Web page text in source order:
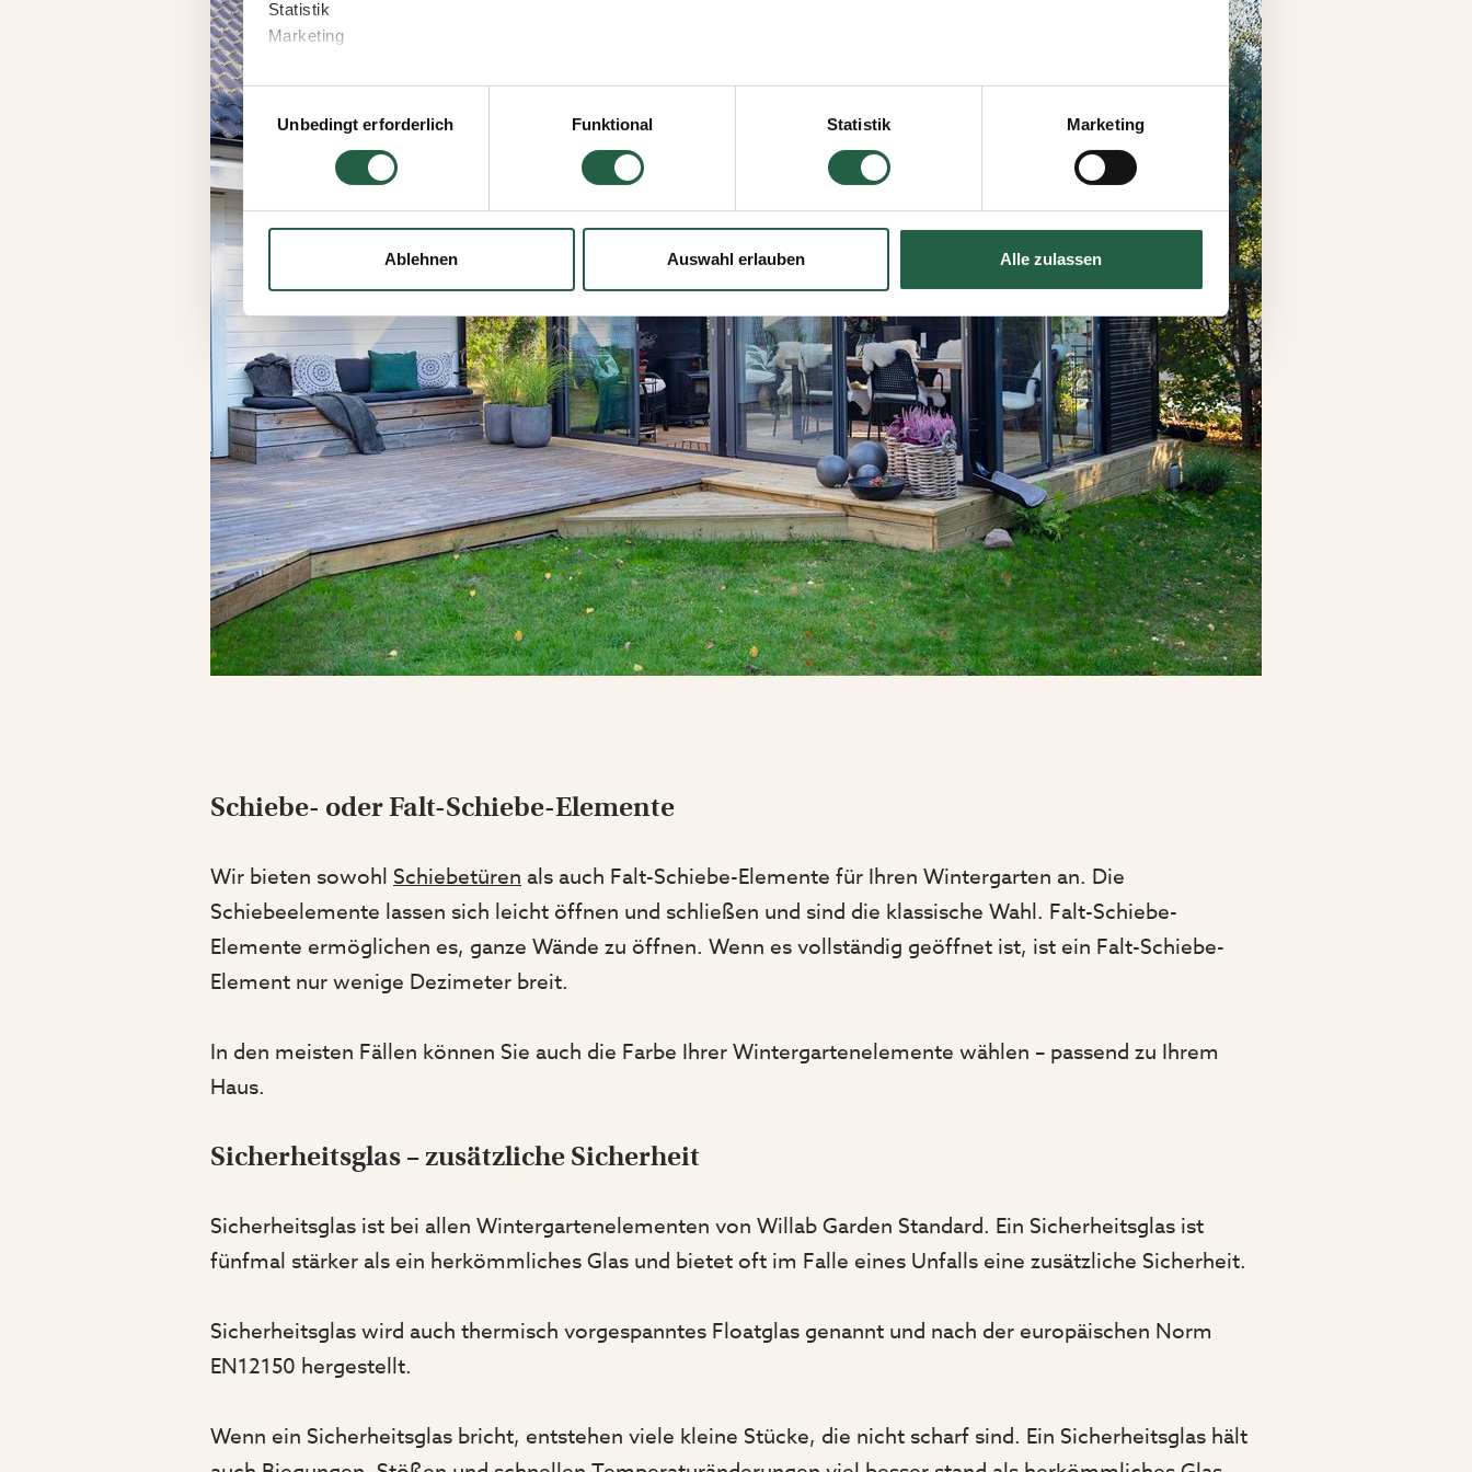
Statistik
Marketing
Wenn Sie auf „Akzeptieren“ klicken, erteilen Sie Ihre Einwilligung für alle diese Zwecke. Sie können auch entscheiden,
welchen Zwecken Sie zustimmen, indem Sie das Kästchen neben dem Zweck anklicken und auf „Einstellungen
​Datenschutzerklärung von Google
Einwilligungsauswahl
Unbedingt erforderlich
Funktional Statistik Marketing
Ablehnen Auswahl erlauben Alle zulassen
Schiebe- oder Falt-Schiebe-Elemente
Wir bieten sowohl Schiebetüren als auch Falt-Schiebe-Elemente für Ihren Wintergarten an. Die
Schiebeelemente lassen sich leicht öffnen und schließen und sind die klassische Wahl. Falt-Schiebe-
Elemente ermöglichen es, ganze Wände zu öffnen. Wenn es vollständig geöffnet ist, ist ein Falt-Schiebe-
Element nur wenige Dezimeter breit.
In den meisten Fällen können Sie auch die Farbe Ihrer Wintergartenelemente wählen – passend zu Ihrem
Haus.
Sicherheitsglas – zusätzliche Sicherheit
Sicherheitsglas ist bei allen Wintergartenelementen von Willab Garden Standard. Ein Sicherheitsglas ist
fünfmal stärker als ein herkömmliches Glas und bietet oft im Falle eines Unfalls eine zusätzliche Sicherheit.
Sicherheitsglas wird auch thermisch vorgespanntes Floatglas genannt und nach der europäischen Norm
EN12150 hergestellt.
Wenn ein Sicherheitsglas bricht, entstehen viele kleine Stücke, die nicht scharf sind. Ein Sicherheitsglas hält